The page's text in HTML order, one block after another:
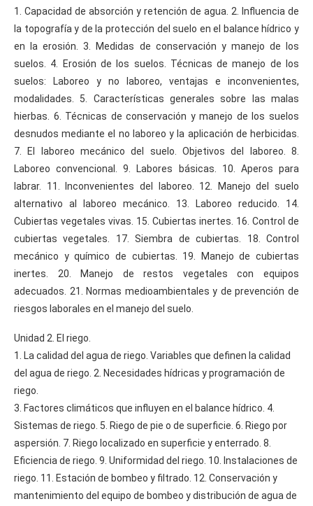
1. Capacidad de absorción y retención de agua. 2. Influencia de
la topografía y de la protección del suelo en el balance hídrico y
en la erosión. 3. Medidas de conservación y manejo de los
suelos. 4. Erosión de los suelos. Técnicas de manejo de los
suelos: Laboreo y no laboreo, ventajas e inconvenientes,
modalidades. 5. Características generales sobre las malas
hierbas. 6. Técnicas de conservación y manejo de los suelos
desnudos mediante el no laboreo y la aplicación de herbicidas.
7. El laboreo mecánico del suelo. Objetivos del laboreo. 8.
Laboreo convencional. 9. Labores básicas. 10. Aperos para
labrar. 11. Inconvenientes del laboreo. 12. Manejo del suelo
alternativo al laboreo mecánico. 13. Laboreo reducido. 14.
Cubiertas vegetales vivas. 15. Cubiertas inertes. 16. Control de
cubiertas vegetales. 17. Siembra de cubiertas. 18. Control
mecánico y químico de cubiertas. 19. Manejo de cubiertas
inertes. 20. Manejo de restos vegetales con equipos
adecuados. 21. Normas medioambientales y de prevención de
riesgos laborales en el manejo del suelo.
Unidad 2. El riego.
1. La calidad del agua de riego. Variables que definen la calidad
del agua de riego. 2. Necesidades hídricas y programación de
riego.
3. Factores climáticos que influyen en el balance hídrico. 4.
Sistemas de riego. 5. Riego de pie o de superficie. 6. Riego por
aspersión. 7. Riego localizado en superficie y enterrado. 8.
Eficiencia de riego. 9. Uniformidad del riego. 10. Instalaciones de
riego. 11. Estación de bombeo y filtrado. 12. Conservación y
mantenimiento del equipo de bombeo y distribución de agua de